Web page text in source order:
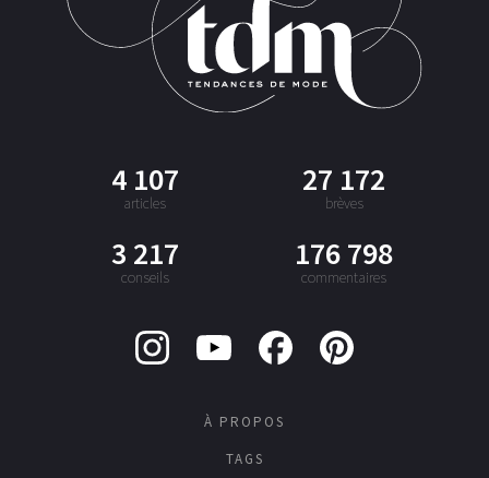
4 107
articles
27 172
brèves
3 217
conseils
176 798
commentaires
À PROPOS
TAGS